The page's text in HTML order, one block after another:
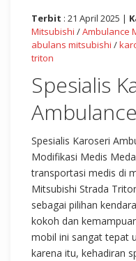
Terbit : 21 April 2025 |
Mitsubishi /Ambulance
abulans mitsubishi /
triton
Spesialis
Spesialis Karoseri
Modifikasi Medis
transportasi medis di
Mitsubishi Strada
sebagai pilihan
kokoh dan
mobil ini sangat tepat
karena itu, kehadiran